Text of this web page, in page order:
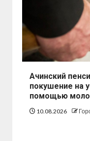
Ачинский
покушение на
помощью
10.08.2026